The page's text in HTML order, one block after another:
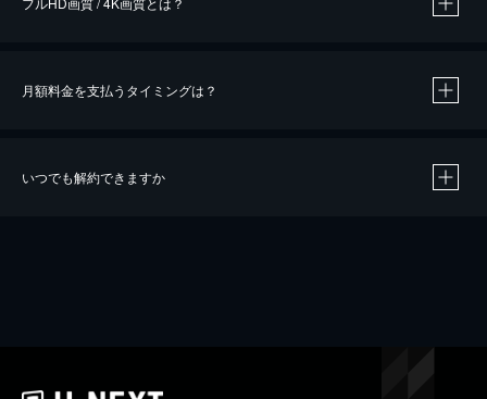
※40％ポイント還元の対象は、クレジットカード決済による作品の購入 / レンタルです。
iOSアプリのUコイン決済による作品の購入 / レンタルは、20％のポイント還元です。
月額料金を支払うタイミングは？
いつでも解約できますか